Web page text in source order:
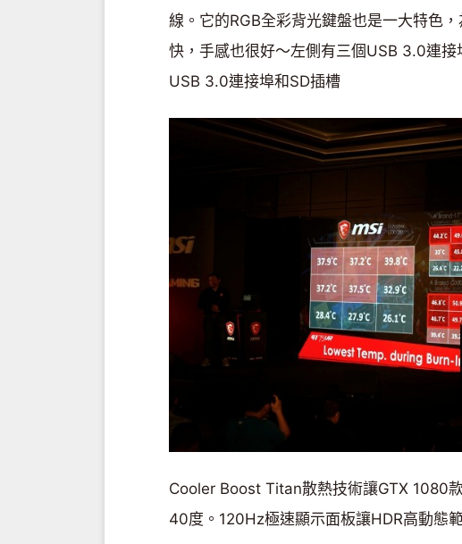
線。它的RGB全彩背光鍵盤也是一大特色
快，手感也很好～左側有三個USB 3.0連
USB 3.0連接埠和SD插槽
Cooler Boost Titan散熱技術讓GTX 1080
40度。120Hz極速顯示面板讓HDR高動態